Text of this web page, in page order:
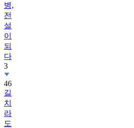
병,
전
설
이
되
다
3
46
길
치
라
도